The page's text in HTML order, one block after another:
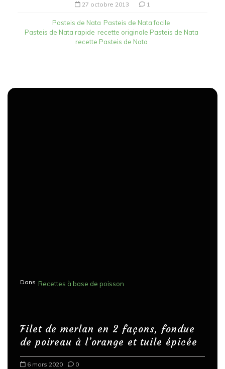
27 octobre 2013 1
Pasteis de Nata Pasteis de Nata facile
Pasteis de Nata rapide recette originale Pasteis de Nata
recette Pasteis de Nata
Dans Recettes à base de poisson
Filet de merlan en 2 façons, fondue
de poireau à l’orange et tuile épicée
6 mars 2020 0